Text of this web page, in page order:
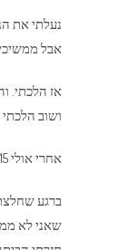
נעלתי את
אבל
אז הלכתי.
ושוב הלכתי
אחרי אולי 15 שעות של הליכה מלאת כאבים, הגיע הרגע והגענו לחנית הלילה לנו , אחרי היה צפוי לנו יום נוסף של מסע .
ברגע
שאני לא